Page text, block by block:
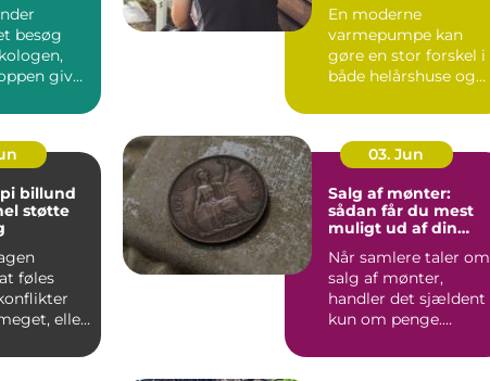
besøg
giver
En moderne
varmepumpe kan
gøre en stor forskel i
både helårshuse og
Odsherred. Mange
væ...
billund
støtte
føles
eller
03. Jun
Salg af mønter:
sådan får du mest
muligt ud af din
Når samlere taler om
salg af mønter,
handler det sjældent
kun om penge.
historie, hånd...